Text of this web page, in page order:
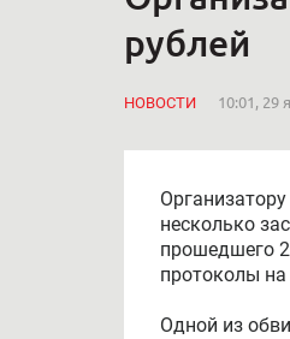
рублей
НОВОСТИ 10:01, 29
несколько
прошедшего
протоколы
Одной из